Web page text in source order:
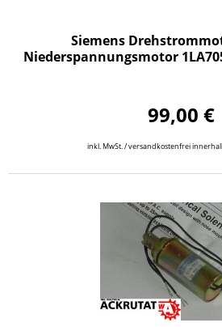
Siemens
Niederspannungsmotor
99,00 €
inkl. MwSt. / versandkostenfrei